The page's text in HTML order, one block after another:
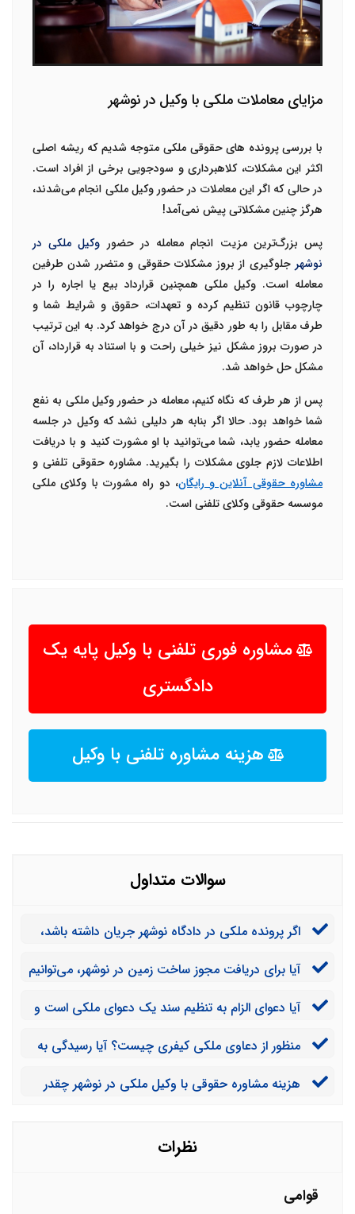
مزایای معاملات ملکی با وکیل در نوشهر
با بررسی پرونده های حقوقی ملکی متوجه شدیم که ریشه اصلی
اکثر این مشکلات، کلاهبرداری و سودجویی برخی از افراد است.
در حالی که اگر این معاملات در حضور وکیل ملکی انجام می‌شدند،
هرگز چنین مشکلاتی پیش نمی‌آمد!
پس بزرگ‌ترین مزیت انجام معامله در حضور وکیل ملکی در
نوشهر جلوگیری از بروز مشکلات حقوقی و متضرر شدن طرفین
معامله است. وکیل ملکی همچنین قرارداد بیع یا اجاره را در
چارچوب قانون تنظیم کرده و تعهدات، حقوق و شرایط شما و
طرف مقابل را به طور دقیق در آن درج خواهد کرد. به این ترتیب
در صورت بروز مشکل نیز خیلی راحت و با استناد به قرارداد، آن
مشکل حل خواهد شد.
پس از هر طرف که نگاه کنیم، معامله در حضور وکیل ملکی به نفع
شما خواهد بود. حالا اگر بنابه هر دلیلی نشد که وکیل در جلسه
معامله حضور یابد، شما می‌توانید با او مشورت کنید و با دریافت
اطلاعات لازم جلوی مشکلات را بگیرید. مشاوره حقوقی تلفنی و
مشاوره حقوقی آنلاین و رایگان، دو راه مشورت با وکلای ملکی
موسسه حقوقی وکلای تلفنی است.
مشاوره فوری تلفنی با وکیل پایه یک
دادگستری
هزینه مشاوره تلفنی با وکیل
سوالات متداول
اگر پرونده ملکی در دادگاه نوشهر جریان داشته باشد،
می‌توانیم آن را به وکیل ملکی در تهران یا هر استان دیگری
آیا برای دریافت مجوز ساخت زمین در نوشهر، می‌توانیم
وظایف وکیل ملکی نیست؟
آیا دعوای الزام به تنظیم سند یک دعوای ملکی است و
منظور از دعاوی ملکی کیفری چیست؟ آیا رسیدگی به
هزینه مشاوره حقوقی با وکیل ملکی در نوشهر چقدر
نظرات
قوامی